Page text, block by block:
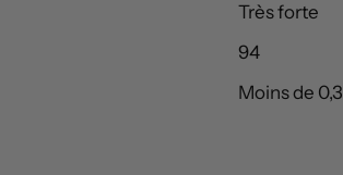
Très forte
94
Moins de 0,3